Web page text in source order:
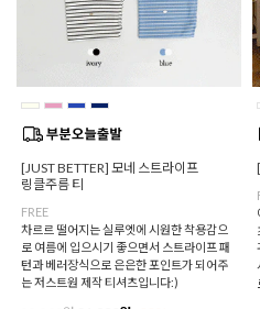
[JUST BETTER] 모네 스트라이프
링클주름 티
FREE
차르르 떨어지는 실루엣에 시원한 착용감으
로 여름에 입으시기 좋으면서 스트라이프 패
턴과 베러장식으로 은은한 포인트가 되어주
는 저스트원 제작 티셔츠입니다:)